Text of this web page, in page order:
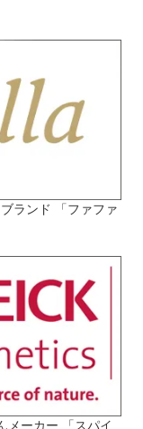
ランド 「ファファ
メーカー 「スパイ